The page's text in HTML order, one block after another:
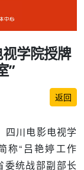
学院授牌
”
返回
四川电影电视学
称“吕艳婷工作
委统战部副部长